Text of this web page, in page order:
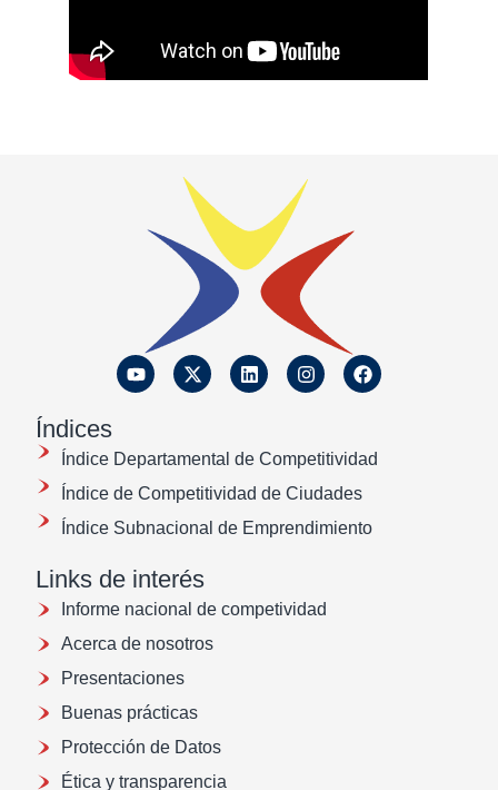
Índices
Índice Departamental de Competitividad
Índice de Competitividad de Ciudades
Índice Subnacional de Emprendimiento
Links de interés
Informe nacional de competividad
Acerca de nosotros
Presentaciones
Buenas prácticas
Protección de Datos
Ética y transparencia